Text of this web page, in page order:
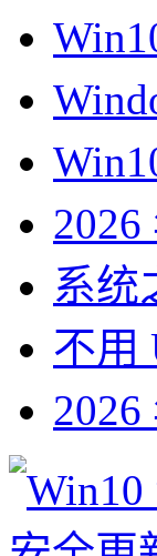
2026
系统
不用